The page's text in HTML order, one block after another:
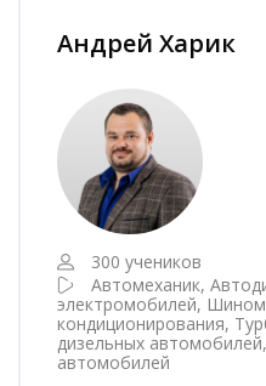
Андрей Харик
300 учеников
Автомеханик,
электромобилей,
кондиционирования,
дизельных
автомобилей